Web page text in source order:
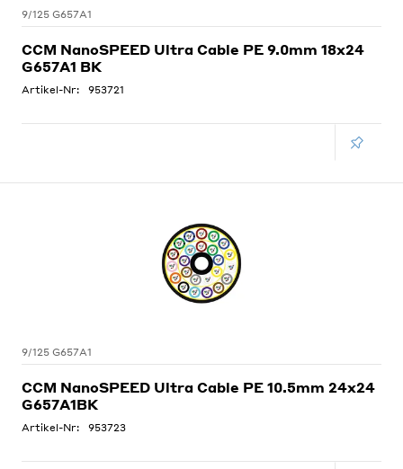
9/125 G657A1
CCM NanoSPEED Ultra Cable PE 9.0mm 18x24
G657A1 BK
Artikel-Nr: 953721
9/125 G657A1
CCM NanoSPEED Ultra Cable PE 10.5mm 24x24
G657A1BK
Artikel-Nr: 953723